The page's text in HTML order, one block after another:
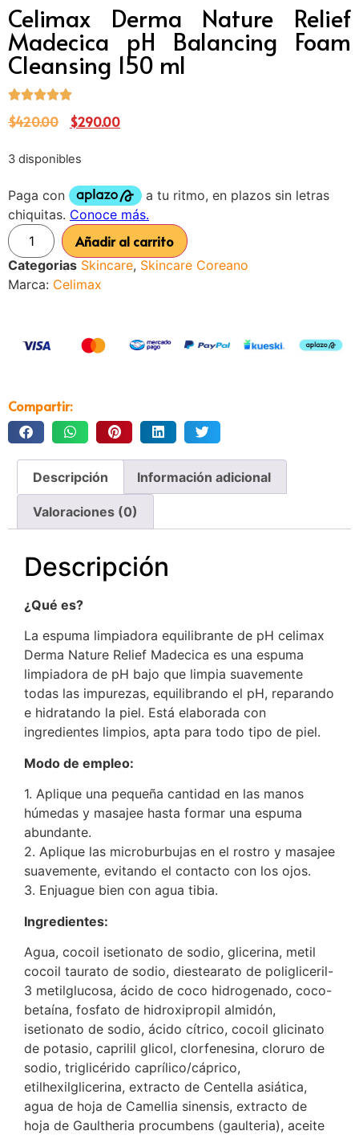
Celimax Derma Nature Relief
Madecica pH Balancing Foam
Cleansing 150 ml
$420.00 $290.00
3 disponibles
Añadir al carrito
Categorias Skincare, Skincare Coreano
Marca: Celimax
Compartir:
Descripción Información adicional
Valoraciones (0)
Descripción
¿Qué es?
La espuma limpiadora equilibrante de pH celimax
Derma Nature Relief Madecica es una espuma
limpiadora de pH bajo que limpia suavemente
todas las impurezas, equilibrando el pH, reparando
e hidratando la piel. Está elaborada con
ingredientes limpios, apta para todo tipo de piel.
Modo de empleo:
1. Aplique una pequeña cantidad en las manos
húmedas y masajee hasta formar una espuma
abundante.
2. Aplique las microburbujas en el rostro y masajee
suavemente, evitando el contacto con los ojos.
3. Enjuague bien con agua tibia.
Ingredientes:
Agua, cocoil isetionato de sodio, glicerina, metil
cocoil taurato de sodio, diestearato de poligliceril-
3 metilglucosa, ácido de coco hidrogenado, coco-
betaína, fosfato de hidroxipropil almidón,
isetionato de sodio, ácido cítrico, cocoil glicinato
de potasio, caprilil glicol, clorfenesina, cloruro de
sodio, triglicérido caprílico/cáprico,
etilhexilglicerina, extracto de Centella asiática,
agua de hoja de Camellia sinensis, extracto de
hoja de Gaultheria procumbens (gaulteria), aceite